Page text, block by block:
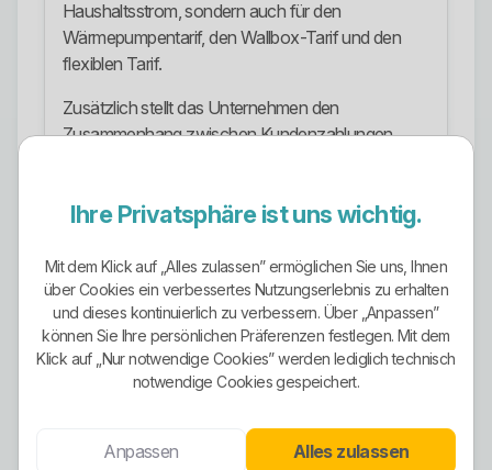
Haushaltsstrom, sondern auch für den
Wärmepumpentarif, den Wallbox-Tarif und den
flexiblen Tarif.
Zusätzlich stellt das Unternehmen den
Zusammenhang zwischen Kundenzahlungen,
inhaltlich stärker als das übliche grüne Etikett ohne
Stromangebote
Im Stromangebot sind LageÖkoStrom,
LageHeizStrom, LageMobilStrom und
LageFlexStrom erkennbar. LageÖkoStrom richtet
LageHeizStrom ist auf Wärmepumpen mit
eigenem Zähler ausgelegt. LageMobilStrom ist für
Ihre Privatsphäre ist uns wichtig.
Mit dem Klick auf „Alles zulassen” ermöglichen Sie uns, Ihnen
über Cookies ein verbessertes Nutzungserlebnis zu erhalten
und dieses kontinuierlich zu verbessern. Über „Anpassen”
können Sie Ihre persönlichen Präferenzen festlegen. Mit dem
Klick auf „Nur notwendige Cookies” werden lediglich technisch
notwendige Cookies gespeichert.
Anpassen Alles zulassen